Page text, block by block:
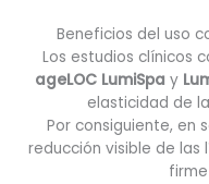
Beneficios del uso
Los estudios clínicos
ageLOC LumiSpa y
elasticidad de
Por consiguiente, en
reducción visible de las